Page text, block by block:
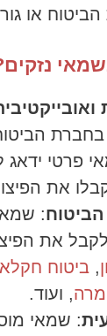
הביטוח או
פרטי ידאג
את
הביטוח:
לקבל את
, ביטוח
, ועוד.
: שמאי